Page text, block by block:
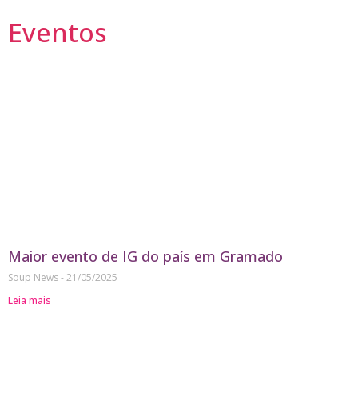
Eventos
Maior evento de IG do país em Gramado
Soup News 21/05/2025
Leia mais